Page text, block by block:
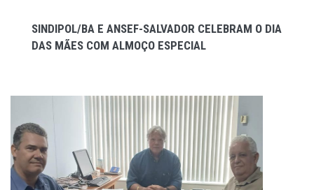
SINDIPOL/BA E ANSEF-SALVADOR CELEBRAM O DIA
DAS MÃES COM ALMOÇO ESPECIAL